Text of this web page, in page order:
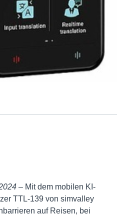
– Mit dem mobilen KI-
TTL-139 von simvalley
auf Reisen, bei